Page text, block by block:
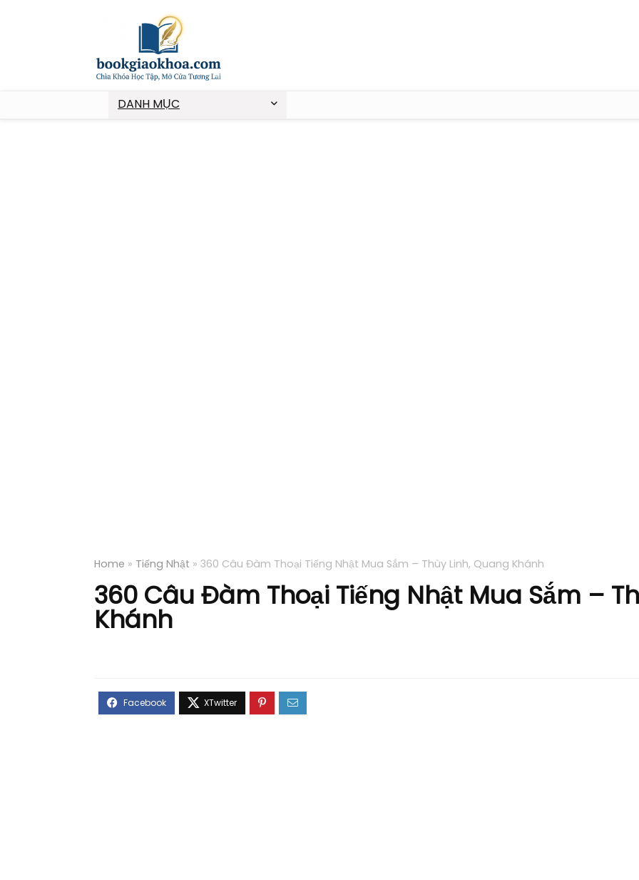
DANH MỤC
Home » Tiếng Nhật » 360 Câu Đàm Thoại Tiếng Nhật Mua Sắm – Thùy Linh, Quang Khánh
360 Câu Đàm Thoại Tiếng Nhật Mua Sắm –
Khánh